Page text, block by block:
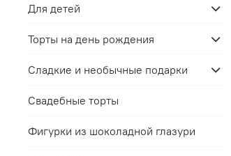
Для детей
Торты на день рождения
Сладкие и необычные подарки
Свадебные торты
Фигурки из шоколадной глазури